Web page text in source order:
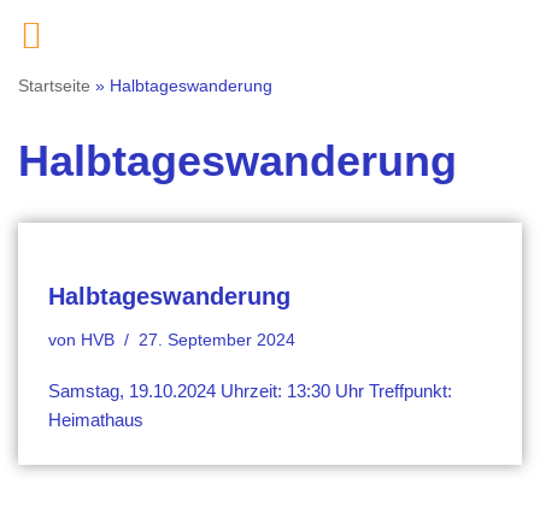
Inhalt
Startseite » Halbtageswanderung
Halbtageswanderung
Halbtageswanderung
von HVB 27. September 2024
Samstag, 19.10.2024 Uhrzeit: 13:30 Uhr Treffpunkt:
Heimathaus